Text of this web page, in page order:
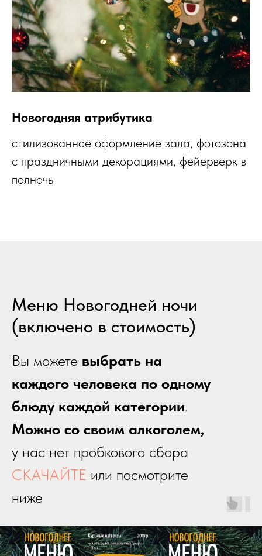
Новогодняя атрибутика
стилизованное оформление зала, фотозона
с праздничными декорациями, фейерверк в
полночь
Меню Новогодней ночи
(включено в стоимость)
Вы можете выбрать на
каждого человека по одному
блюду каждой категории.
Можно со своим алкоголем,
у нас нет пробкового сбора
СКАЧАЙТЕ или посмотрите
ниже